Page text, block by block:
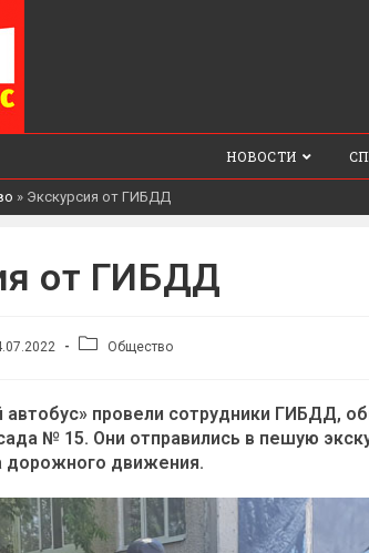
НОВОСТИ
» Экскурсия от ГИБДД
от ГИБДД
РубрикаОбщество
провели сотрудники ГИБДД,
№ 15. Они отправились в пешую
дорожного движения.